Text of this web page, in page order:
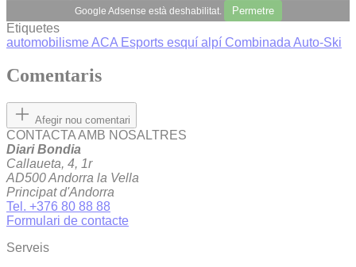
Google Adsense està deshabilitat. Permetre
Etiquetes
automobilisme ACA Esports esquí alpí Combinada Auto-Ski
Comentaris
Afegir nou comentari
CONTACTA AMB NOSALTRES
Diari Bondia
Callaueta, 4, 1r
AD500 Andorra la Vella
Principat d'Andorra
Tel. +376 80 88 88
Formulari de contacte
Serveis